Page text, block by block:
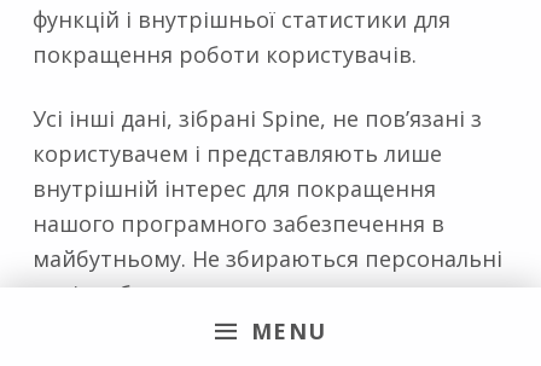
MENU
функцій і внутрішньої статистики для
покращення роботи користувачів.
Усі інші дані, зібрані Spine, не пов’язані з
користувачем і представляють лише
внутрішній інтерес для покращення
нашого програмного забезпечення в
майбутньому. Не збираються персональні
дані чи будь-що з машини, яку
використовує користувач, лише дані,